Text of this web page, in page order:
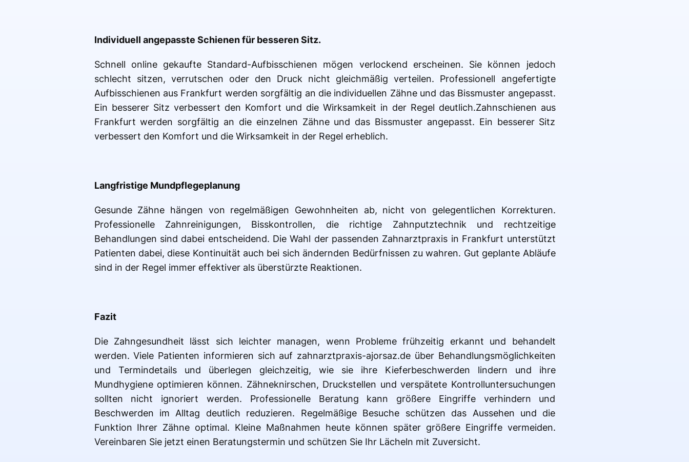
Individuell angepasste Schienen für besseren Sitz.
Schnell online gekaufte Standard-Aufbisschienen mögen verlockend erscheinen. Sie können jedoch
schlecht sitzen, verrutschen oder den Druck nicht gleichmäßig verteilen. Professionell angefertigte
Aufbisschienen aus Frankfurt werden sorgfältig an die individuellen Zähne und das Bissmuster angepasst.
Ein besserer Sitz verbessert den Komfort und die Wirksamkeit in der Regel deutlich.Zahnschienen aus
Frankfurt werden sorgfältig an die einzelnen Zähne und das Bissmuster angepasst. Ein besserer Sitz
verbessert den Komfort und die Wirksamkeit in der Regel erheblich.
Langfristige Mundpflegeplanung
Gesunde Zähne hängen von regelmäßigen Gewohnheiten ab, nicht von gelegentlichen Korrekturen.
Professionelle Zahnreinigungen, Bisskontrollen, die richtige Zahnputztechnik und rechtzeitige
Behandlungen sind dabei entscheidend. Die Wahl der passenden Zahnarztpraxis in Frankfurt unterstützt
Patienten dabei, diese Kontinuität auch bei sich ändernden Bedürfnissen zu wahren. Gut geplante Abläufe
sind in der Regel immer effektiver als überstürzte Reaktionen.
Fazit
Die Zahngesundheit lässt sich leichter managen, wenn Probleme frühzeitig erkannt und behandelt
werden. Viele Patienten informieren sich auf zahnarztpraxis-ajorsaz.de über Behandlungsmöglichkeiten
und Termindetails und überlegen gleichzeitig, wie sie ihre Kieferbeschwerden lindern und ihre
Mundhygiene optimieren können. Zähneknirschen, Druckstellen und verspätete Kontrolluntersuchungen
sollten nicht ignoriert werden. Professionelle Beratung kann größere Eingriffe verhindern und
Beschwerden im Alltag deutlich reduzieren. Regelmäßige Besuche schützen das Aussehen und die
Funktion Ihrer Zähne optimal. Kleine Maßnahmen heute können später größere Eingriffe vermeiden.
Vereinbaren Sie jetzt einen Beratungstermin und schützen Sie Ihr Lächeln mit Zuversicht.